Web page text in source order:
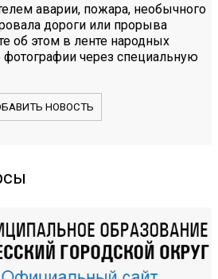
аварии, пожара, необычного
дороги или прорыва
об этом в ленте народных
фотографии через специальную
НОВОСТЬ